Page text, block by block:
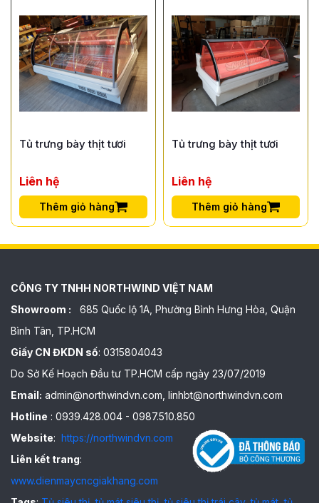
Tủ trưng bày thịt tươi
Liên hệ
Thêm giỏ hàng
Tủ trưng bày thịt tươi
Liên hệ
Thêm giỏ hàng
CÔNG TY TNHH NORTHWIND VIỆT NAM
Showroom : 685 Quốc lộ 1A, Phường Bình Hưng Hòa, Quận
Bình Tân, TP.HCM
Giấy CN ĐKDN số: 0315804043
Do Sở Kế Hoạch Đầu tư TP.HCM cấp ngày 23/07/2019
Email: admin@northwindvn.com, linhbt@northwindvn.com
Hotline : 0939.428.004 - 0987.510.850
Website: https://northwindvn.com
Liên kết trang:
www.dienmaycncgiakhang.com